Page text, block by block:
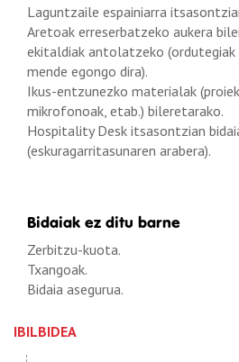
Laguntzaile espainiarra
Aretoak erreserbatzeko aukera
ekitaldiak antolatzeko (ordutegiak
mende egongo dira).
Ikus-entzunezko materialak
mikrofonoak, etab.) bileretarako.
Hospitality Desk itsasontzian
(eskuragarritasunaren arabera).
Bidaiak ez ditu barne
Zerbitzu-kuota.
Txangoak.
Bidaia asegurua.
IBILBIDEA